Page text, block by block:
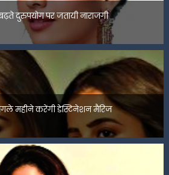
दुरुपयोग पर जतायी नाराजगी
महीने करेंगी डेस्टिनेशन मैरिज